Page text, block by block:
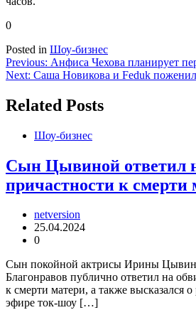
0
Posted in Шоу-бизнес
Навигация
по
записям
Previous: Анфиса Чехова планирует
Next: Саша Новикова и Feduk
Related Posts
Шоу-бизнес
Сын Цывиной ответил
причастности к смерти
netversion
25.04.2024
0
Сын покойной актрисы Ирины
Благонравов публично ответил на
к смерти матери, а также высказался
эфире ток-шоу […]